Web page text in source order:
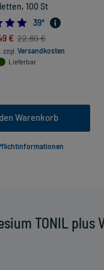
TONIL plus
100 St
5.0
39*
€ 22,80 €
zzgl. Versandkosten
Lieferbar
Warenkorb